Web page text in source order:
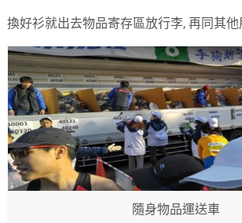
換好衫就出去物品寄存區放行李,再同其他
隨身物品運送車